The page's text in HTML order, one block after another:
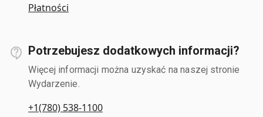
Płatności
Potrzebujesz dodatkowych informacji?
Więcej informacji można uzyskać na naszej stronie
Wydarzenie.
+1(780) 538-1100